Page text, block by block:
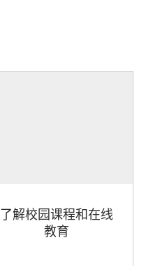
了解校园课程和在线
教育